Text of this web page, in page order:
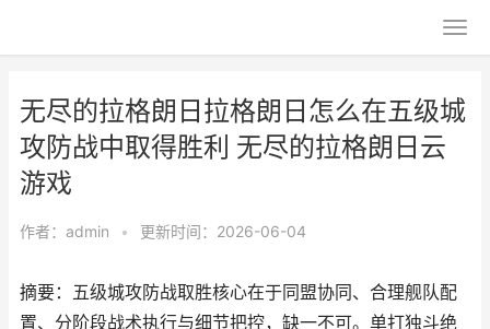
无尽的拉格朗日拉格朗日怎么在五级城
攻防战中取得胜利 无尽的拉格朗日云
游戏
作者： admin • 更新时间：2026-06-04
摘要：五级城攻防战取胜核心在于同盟协同、合理舰队配
置、分阶段战术执行与细节把控，缺一不可。单打独斗绝